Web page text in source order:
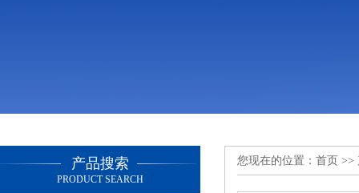
产品搜索
PRODUCT SEARCH
您现在的位置： 首页 >>